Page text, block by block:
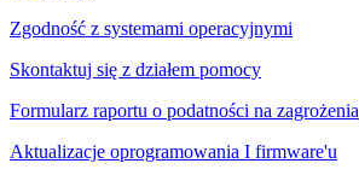
Zgodność z systemami operacyjnymi
Skontaktuj się z działem pomocy
Formularz raportu o podatności na zagrożenia
Aktualizacje oprogramowania I firmware'u